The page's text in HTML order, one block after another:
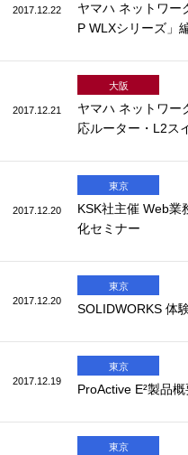
2017.12.22
ヤマハ ネットワー
P WLXシリーズ」
2017.12.21
大阪
ヤマハ ネットワー
応ルーター・L2ス
2017.12.20
東京
KSK社主催 Web業
化セミナー
2017.12.20
東京
SOLIDWORKS 体
2017.12.19
東京
ProActive E²製品
東京